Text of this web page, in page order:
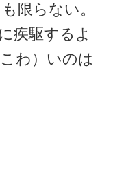
限らない。
疾駆するよ
わ）いのは